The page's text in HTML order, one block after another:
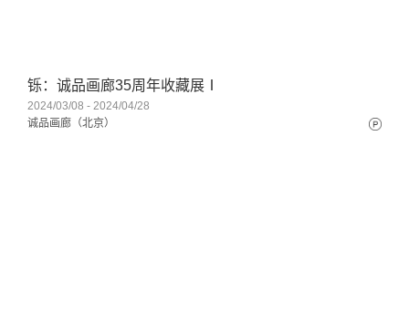
铄：诚品画廊35周年收藏展Ⅰ
2024/03/08 - 2024/04/28
诚品画廊（北京）